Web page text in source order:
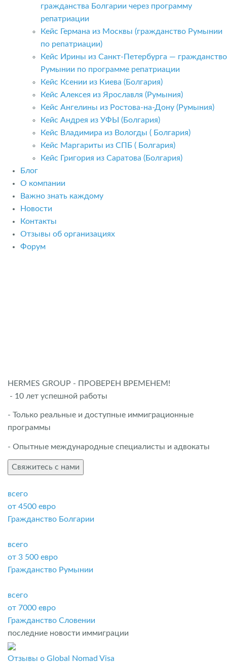
гражданства Болгарии через программу
репатриации
Кейс Германа из Москвы (гражданство Румынии
по репатриации)
Кейс Ирины из Санкт-Петербурга — гражданство
Румынии по программе репатриации
Кейс Ксении из Киева (Болгария)
Кейс Алексея из Ярославля (Румыния)
Кейс Ангелины из Ростова-на-Дону (Румыния)
Кейс Андрея из УФЫ (Болгария)
Кейс Владимира из Вологды ( Болгария)
Кейс Маргариты из СПБ ( Болгария)
Кейс Григория из Саратова (Болгария)
Блог
О компании
Важно знать каждому
Новости
Контакты
Отзывы об организациях
Форум
HERMES GROUP - ПРОВЕРЕН ВРЕМЕНЕМ!
- 10 лет успешной работы
- Только реальные и доступные иммиграционные
программы
- Опытные международные специалисты и адвокаты
Свяжитесь с нами
всего
от 4500 евро
Гражданство Болгарии
всего
от 3 500 евро
Гражданство Румынии
всего
от 7000 евро
Гражданство Словении
последние новости иммиграции
Отзывы о Global Nomad Visa